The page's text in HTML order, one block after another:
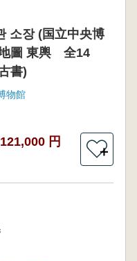
소장 (国立中央博
圖 東輿 全14
書)
物館
121,000 円
＋